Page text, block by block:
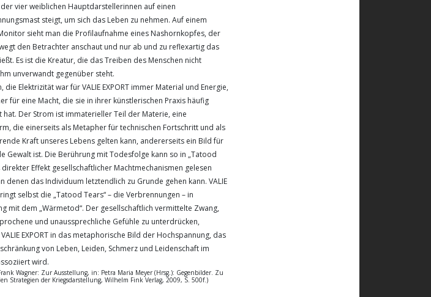
vier weiblichen Hauptdarstellerinnen auf einen
steigt, um sich das Leben zu nehmen. Auf einem
sieht man die Profilaufnahme eines Nashornkopfes, der
den Betrachter anschaut und nur ab und zu reflexartig das
Es ist die Kreatur, die das Treiben des Menschen nicht
unverwandt gegenüber steht.
die Elektrizität war für VALIE EXPORT immer Material und Energie,
für eine Macht, die sie in ihrer künstlerischen Praxis häufig
hat. Der Strom ist immaterieller Teil der Materie, eine
die einerseits als Metapher für technischen Fortschritt und als
Kraft unseres Lebens gelten kann, andererseits ein Bild für
Gewalt ist. Die Berührung mit Todesfolge kann so in „Tatood
direkter Effekt gesellschaftlicher Machtmechanismen gelesen
denen das Individuum letztendlich zu Grunde gehen kann. VALIE
selbst die „Tatood Tears“ – die Verbrennungen – in
mit dem „Wärmetod“. Der gesellschaftlich vermittelte Zwang,
und unaussprechliche Gefühle zu unterdrücken,
EXPORT in das metaphorische Bild der Hochspannung, das
von Leben, Leiden, Schmerz und Leidenschaft im
wird.
Wagner: Zur Ausstellung, in: Petra Maria Meyer (Hrsg.): Gegenbilder. Zu
Strategien der Kriegsdarstellung, Wilhelm Fink Verlag, 2009, S. 500f.)